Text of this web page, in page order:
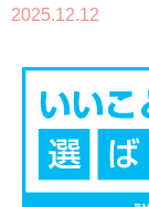
2025.12.12